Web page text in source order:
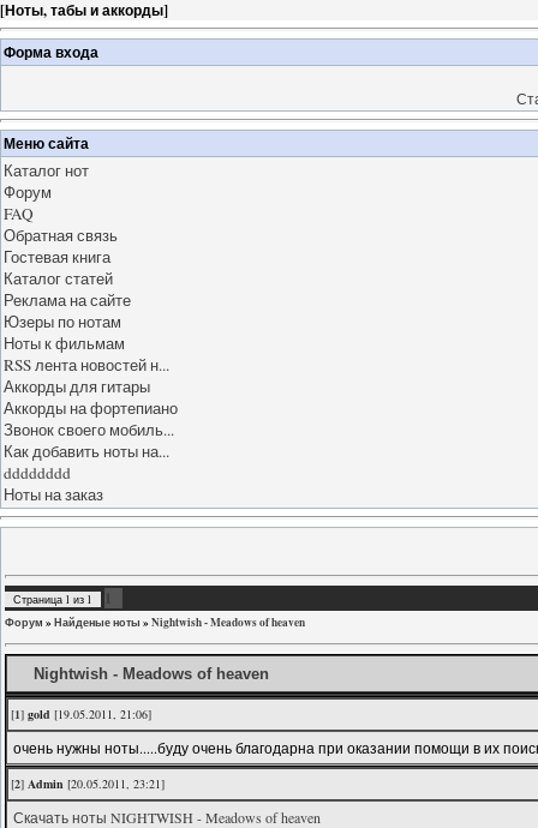
[Ноты, табы и аккорды]
Форма входа
Меню сайта
Каталог нот
Форум
FAQ
Обратная связь
Гостевая книга
Каталог статей
Реклама на сайте
Юзеры по нотам
Ноты к фильмам
RSS лента новостей н...
Аккорды для гитары
Аккорды на фортепиано
Звонок своего мобиль...
Как добавить ноты на...
dddddddd
Ноты на заказ
Страница 1 из 1 1
Форум »Найденые ноты »Nightwish - Meadows of heaven
Nightwish - Meadows of heaven
[1] gold [19.05.2011, 21:06]
очень нужны ноты.....буду очень благодарна при оказании помощи в их
[2] Admin [20.05.2011, 23:21]
Скачать ноты NIGHTWISH - Meadows of heaven